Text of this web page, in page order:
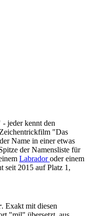
- jeder kennt den
"Das
Name in einer etwas
der Namensliste für
Labradoroder einem
seit 2015 auf Platz 1,
. Exakt mit diesen